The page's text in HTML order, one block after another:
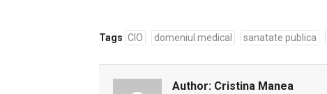
Tags CIO domeniul medical sanatate publica
Author: Cristina Manea